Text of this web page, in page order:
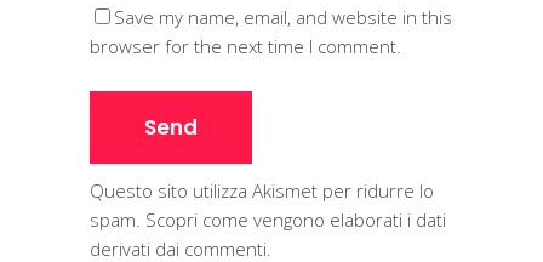
Save my name, email, and website in this
browser for the next time I comment.
Questo sito utilizza Akismet per ridurre lo
spam. Scopri come vengono elaborati i dati
derivati dai commenti.